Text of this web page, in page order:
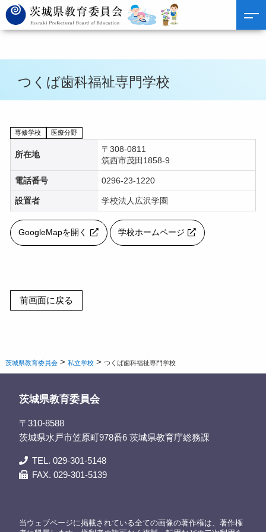
つくば歯科福祉専門学校
専修学校 医療分野
所在地
〒308-0811
筑西市茂田1858-9
電話番号 0296-23-1220
設置者 学校法人広沢学園
GoogleMapを開く 学校ホームページ
茨城県教育委員会 >私立学校 >つくば歯科福祉専門学校
茨城県教育委員会
〒310-8588
茨城県水戸市笠原町978番6 茨城県教育庁総務課
TEL. 029-301-5148
FAX. 029-301-5139
当ウェブページに掲載されている全ての画像の著作権は、著作権